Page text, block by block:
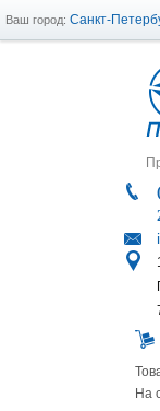
Ваш город: Санкт-
На